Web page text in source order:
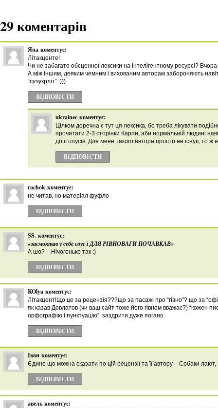
29 коментарів
Яна коментує:
Літакценте!
Чи не забагато обсценної лексики на інтелігентному ресурсі?
А між іншим, деяким чемним і вихованим авторам забороняють
“сучукрліт” :)))
ВІДПОВІCТИ
ukrainec коментує:
Цілком доречна є тут ця лексика, бо треба лікувати
прочитати 2-3 сторінки Карпи, аби нормальній людині
до її опусів. Для мене такого автора просто не існує, то
ВІДПОВІCТИ
rachok коментує:
не читав, но матеріал фуфло
ВІДПОВІCТИ
SS. коментує:
«засмоктав у себе соус і ДЛЯ РІВНОВАГИ ПОЧАВКАВ»
А шо? – Нічогенько так :)
ВІДПОВІCТИ
KOlya коментує:
Літакцент!Що це за рецензія???що за пасажі про “гівно”? що за
як казав Довлатов (чи ваш сайт тоже його гівном вважає?) “кожен
орфографію і пунктуацію”. заздрити дуже погано.
ВІДПОВІCТИ
Іван коментує:
Єдине що можна сказати по цій рецензії та її автору – Собаки лают,
ВІДПОВІCТИ
авель коментує: